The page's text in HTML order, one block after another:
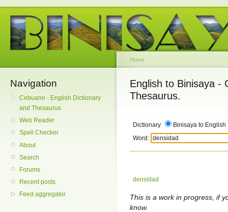
Navigation
Cebuano - English Dictionary
and Thesaurus
Web Reader
Spell Checker
About
Search
Forums
Recent posts
Feed aggregator
Home
English to Binisaya -
Thesaurus.
Dictionary
Binisaya to English
Word:
densidad
This is a work in progress, if
know.